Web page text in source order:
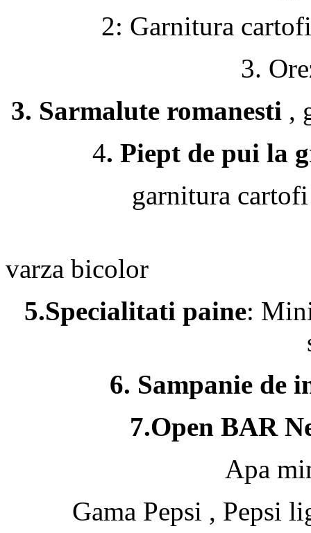
2: Garnitura
3.
3. Sarmalute romanesti ,
4. Piept de pui la
garnitura
varza bicolor
5.Specialitati paine:
6. Sampanie de
7.Open BAR
Apa
Gama Pepsi , Pepsi